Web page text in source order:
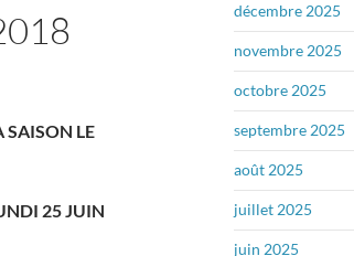
SAISON LE
25 JUIN
décembre 2025
novembre 2025
octobre 2025
septembre 2025
août 2025
juillet 2025
juin 2025